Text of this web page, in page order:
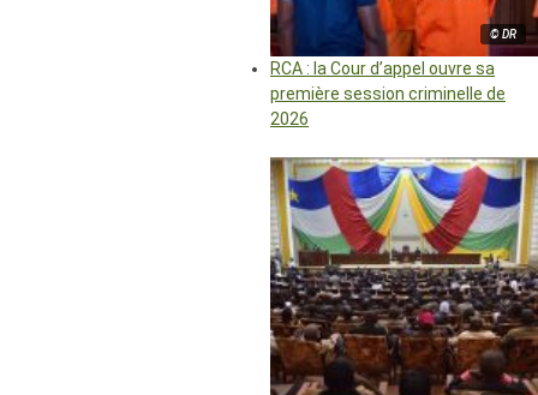
© DR
RCA : la Cour d’appel ouvre sa
première session criminelle de
2026